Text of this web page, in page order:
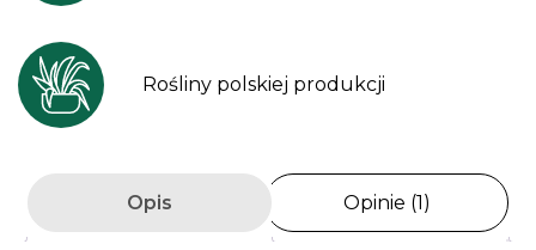
Rośliny polskiej produkcji
Opis Opinie (1)